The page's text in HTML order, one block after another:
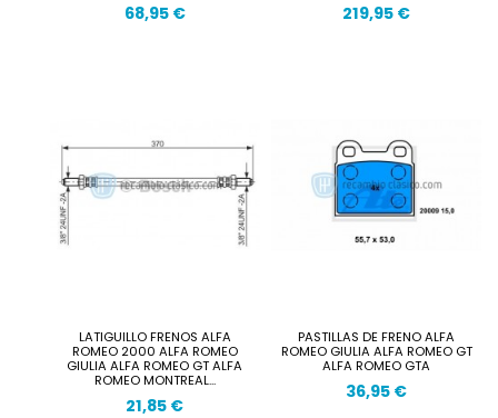
68,95 € 219,95 €
LATIGUILLO FRENOS ALFA
ROMEO 2000 ALFA ROMEO
GIULIA ALFA ROMEO GT ALFA
ROMEO MONTREAL...
21,85 €
PASTILLAS DE FRENO ALFA
ROMEO GIULIA ALFA ROMEO GT
ALFA ROMEO GTA
36,95 €